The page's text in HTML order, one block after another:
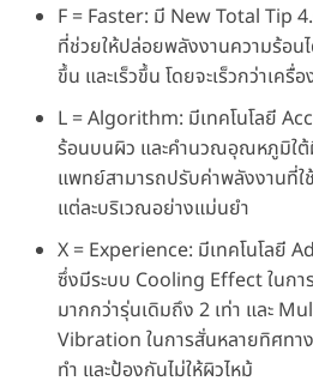
F = Faster: มี New Total Tip
ที่ช่วยให้ปล่อยพลังงานความร้อน
ขึ้น และเร็วขึ้น โดยจะเร็วกว่าเครื่
L = Algorithm: มีเทคโนโลยี
ร้อนบนผิว และคำนวณอุณหภูมิใต้
แพทย์สามารถปรับค่าพลังงานที่ใ
แต่ละบริเวณอย่างแม่นยำ
X = Experience: มีเทคโนโลยี
ซึ่งมีระบบ Cooling Effect ในกา
มากกว่ารุ่นเดิมถึง 2 เท่า และ
Vibration ในการสั่นหลายทิศทา
ทำ และป้องกันไม่ให้ผิวไหม้